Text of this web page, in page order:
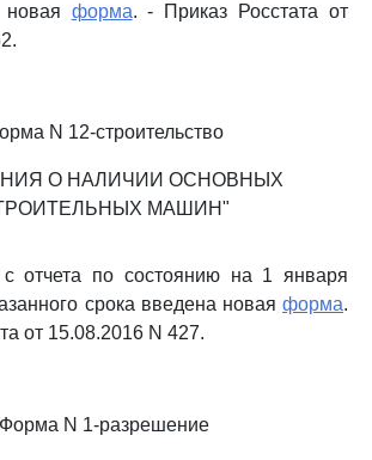
новая форма. - Приказ Росстата от
N 12-строительство
О НАЛИЧИИ ОСНОВНЫХ
МАШИН"
с отчета по состоянию на 1 января
срока введена новая форма.
от 15.08.2016 N 427.
Форма N 1-разрешение